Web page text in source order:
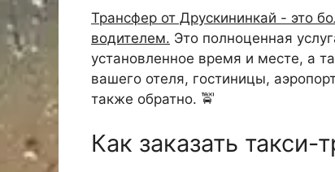
Трансфер от Друскининкай - это
водителем. Это полноценная
установленное время и месте, а
вашего отеля, гостиницы,
также обратно. 🚖
Как заказать